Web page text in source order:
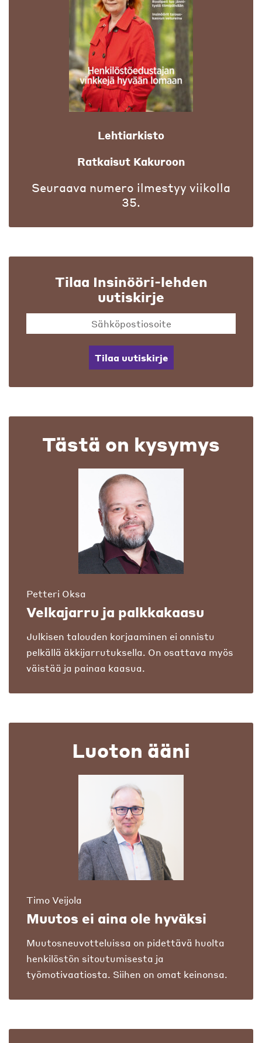
Lehtiarkisto
Ratkaisut Kakuroon
Seuraava numero ilmestyy viikolla
35.
Tilaa Insinööri-lehden
uutiskirje
Tilaa uutiskirje
Tästä on kysymys
Petteri Oksa
Velkajarru ja palkkakaasu
Julkisen talouden korjaaminen ei onnistu
pelkällä äkkijarrutuksella. On osattava myös
väistää ja painaa kaasua.
Luoton ääni
Timo Veijola
Muutos ei aina ole hyväksi
Muutosneuvotteluissa on pidettävä huolta
henkilöstön sitoutumisesta ja
työmotivaatiosta. Siihen on omat keinonsa.